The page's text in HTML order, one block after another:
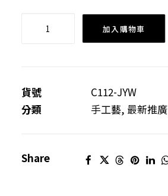
蠟
燭
加入購物車
貨號
C112-JYW
分類
手工藝, 最新推廣
Share